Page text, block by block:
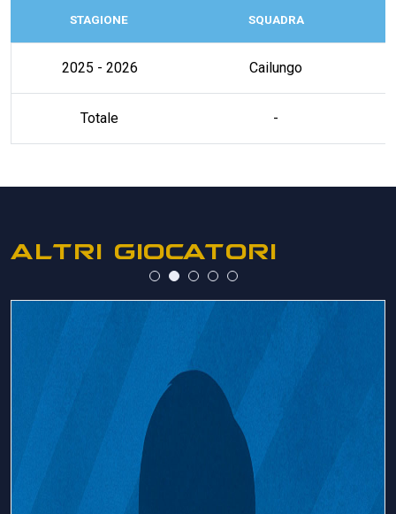
STAGIONE SQUADRA
2025 - 2026 Cailungo
Totale -
ALTRI GIOCATORI